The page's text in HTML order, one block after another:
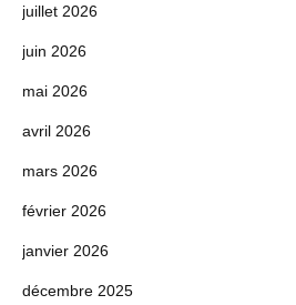
juillet 2026
juin 2026
mai 2026
avril 2026
mars 2026
février 2026
janvier 2026
décembre 2025